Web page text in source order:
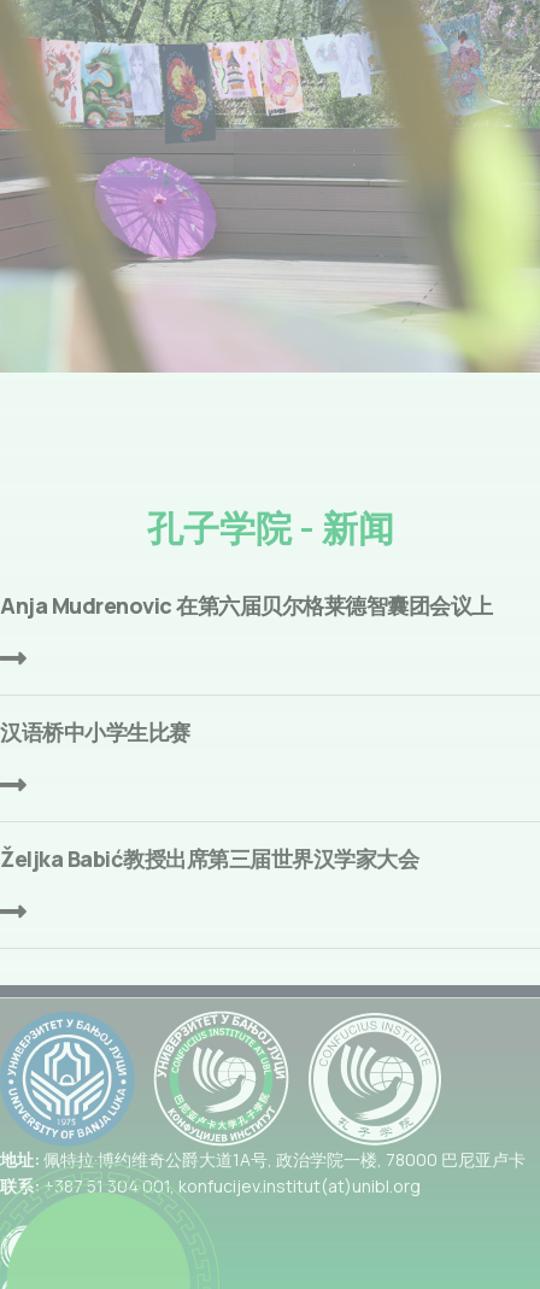
孔子学院 - 新闻
Anja Mudrenovic 在第六届贝尔格莱德智囊团会议上
汉语桥中小学生比赛
Željka Babić教授出席第三届世界汉学家大会
地址: 佩特拉·博约维奇公爵大道1A号, 政治学院一楼, 78000 巴尼亚卢卡
联系:+387 51 304 001, konfucijev.institut(at)unibl.org